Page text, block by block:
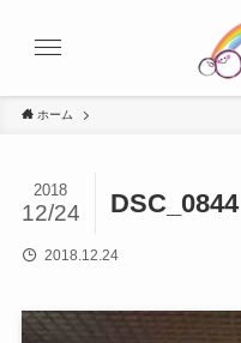
ホーム
DSC_0844
2018
12/24
2018.12.24